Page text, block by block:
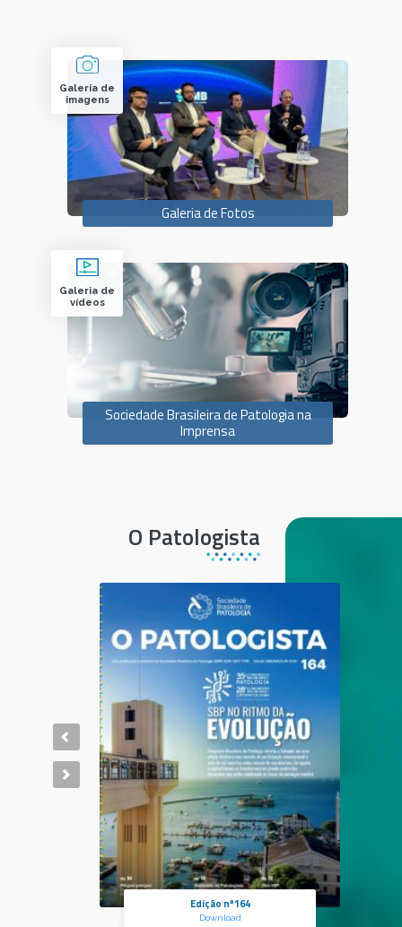
Galeria de
imagens
Galeria de Fotos
Galeria de
vídeos
Sociedade Brasileira de Patologia na
Imprensa
O Patologista
Edição nº164
Download